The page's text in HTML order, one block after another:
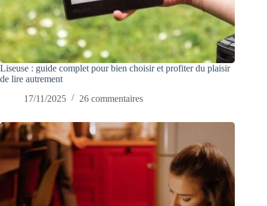
Liseuse : guide complet pour bien choisir et profiter du plaisir
de lire autrement
17/11/2025
26 commentaires